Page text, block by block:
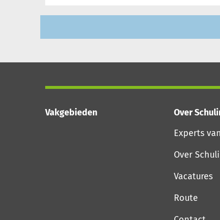
Vakgebieden
Over
Experts
Over
Vacatures
Route